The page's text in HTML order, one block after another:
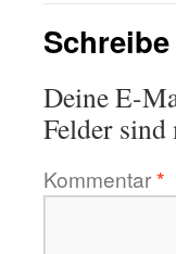
Deine E-
Felder
Kommentar*